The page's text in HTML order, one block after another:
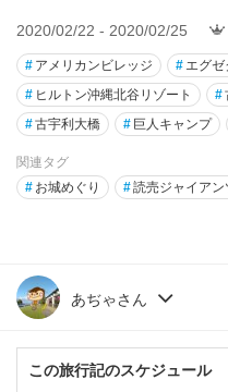
2020/02/22 - 2020/02/25
# アメリカンビレッジ # エグ
# ヒルトン沖縄北谷リゾート #
#古宇利大橋 # 巨人キャンプ
関連タグ
# お城めぐり #読売ジャイアン
あぢゃさん
この旅行記のスケジュール